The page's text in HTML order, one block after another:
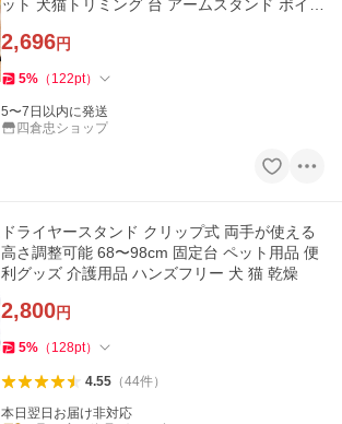
ット 犬猫トリミング 台 アームスタンド ポイン
2,696円
5% （ 122pt）
5〜7日以内に発送
四倉忠ショップ
ドライヤースタンド クリップ式 両手が使える
高さ調整可能 68〜98cm 固定台 ペット用品 便
利グッズ 介護用品 ハンズフリー 犬 猫 乾燥
2,800円
5% （ 128pt）
4.55（44件）
本日翌日お届け非対応